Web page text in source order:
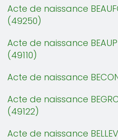
Acte de naissance
(49250)
Acte de naissance
(49110)
Acte de naissance
Acte de naissance
(49122)
Acte de naissance